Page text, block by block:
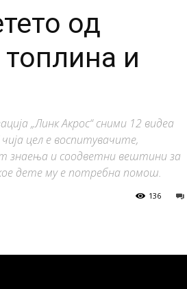
од
и
„Линк Акрос“ сними 12 видеа
цел е воспитувачите,
знаења и соодветни вештини за
дете му е потребна помош.
136